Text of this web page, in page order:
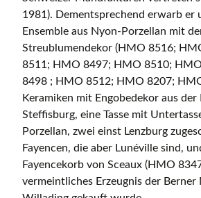
1981). Dementsprechend erwarb er
Ensemble aus Nyon-Porzellan mit
Streublumendekor (HMO 8516;
8511; HMO 8497; HMO 8510;
8498 ; HMO 8512; HMO 8207;
Keramiken mit Engobedekor aus der
Steffisburg, eine Tasse mit
Porzellan, zwei einst Lenzburg
Fayencen, die aber Lunéville sind,
Fayencekorb von Sceaux (HMO
vermeintliches Erzeugnis der